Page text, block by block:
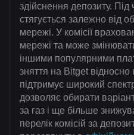
здійснення депозиту. Під
стягується залежно від
мережі. У комісії
мережі та може
іншими популярними
зняття на Bitget
підтримує широкий
дозволяє обирати
за газ і ще більше
перелік комісій за